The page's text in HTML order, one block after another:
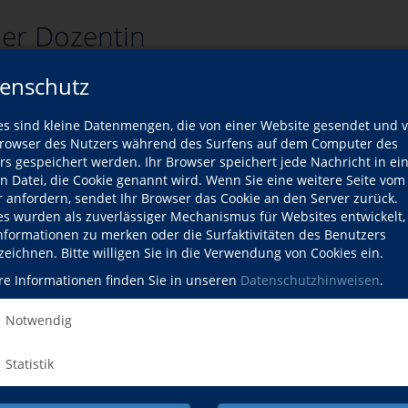
sind kleine Datenmengen, die von einer Website gesendet und
des Nutzers während des Surfens auf dem Computer des
gespeichert werden. Ihr Browser speichert jede Nachricht in
Datei, die Cookie genannt wird. Wenn Sie eine weitere Seite vom
anfordern, sendet Ihr Browser das Cookie an den Server zurück.
wurden als zuverlässiger Mechanismus für Websites
zu merken oder die Surfaktivitäten des Benutzers
Bitte willigen Sie in die Verwendung von Cookies ein.
Informationen finden Sie in unseren Datenschutzhinweisen.
Notwendig
Statistik
Dozentin
Mo., 05.10.2026
Do., 08.10.2026
Do., 08.10.2026
Start in den Morgen Fr., 09.10.2026
Start in den Morgen Fr., 09.10.2026